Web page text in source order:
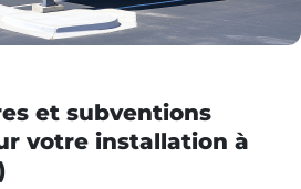
et subventions
votre installation à